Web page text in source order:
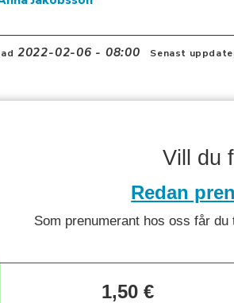
2022-02-06 - 08:00 Senast
Vill du
Redan
Som prenumerant hos oss får
1,50 €